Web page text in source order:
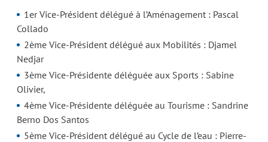
1er Vice-Président délégué à l’Aménagement : Pascal
Collado
2ème Vice-Président délégué aux Mobilités : Djamel
Nedjar
3ème Vice-Présidente déléguée aux Sports : Sabine
Olivier,
4ème Vice-Présidente déléguée au Tourisme : Sandrine
Berno Dos Santos
5ème Vice-Président délégué au Cycle de l’eau : Pierre-